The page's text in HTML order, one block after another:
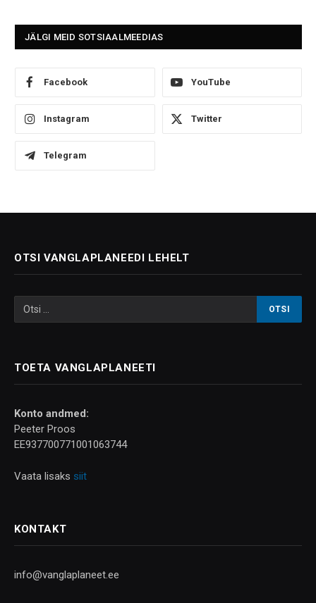
JÄLGI MEID SOTSIAALMEEDIAS
Facebook YouTube
Instagram Twitter
Telegram
OTSI VANGLAPLANEEDI LEHELT
TOETA VANGLAPLANEETI
Konto andmed:
Peeter Proos
EE937700771001063744
Vaata lisaks siit
KONTAKT
info@vanglaplaneet.ee